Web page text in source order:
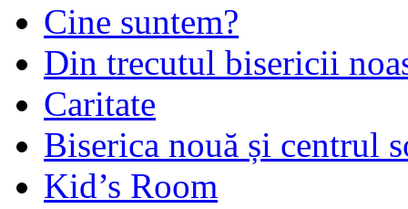
Cine suntem?
Din trecutul bisericii
Caritate
Biserica nouă și centrul
Kid’s Room